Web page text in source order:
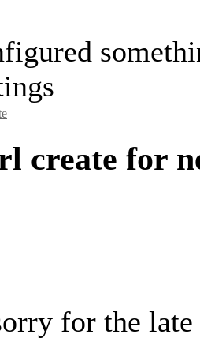
create for
for the